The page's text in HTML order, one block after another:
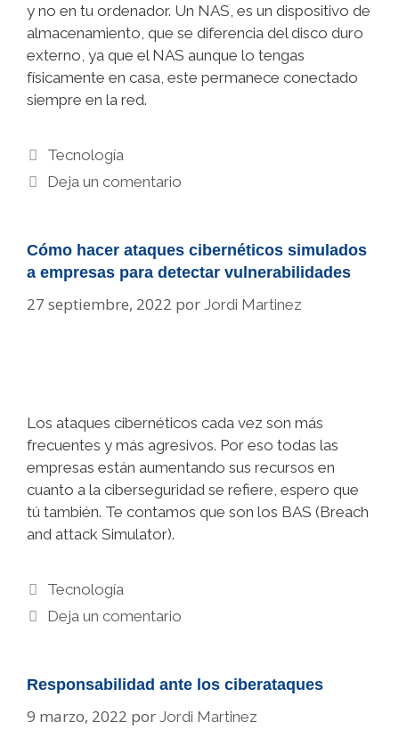
y no en tu ordenador. Un NAS, es un dispositivo de
almacenamiento, que se diferencia del disco duro
externo, ya que el NAS aunque lo tengas
físicamente en casa, este permanece conectado
siempre en la red.
Categorías
Tecnología
Deja un comentario
Cómo hacer ataques cibernéticos simulados
a empresas para detectar vulnerabilidades
27 septiembre, 2022 por Jordi Martinez
Los ataques cibernéticos cada vez son más
frecuentes y más agresivos. Por eso todas las
empresas están aumentando sus recursos en
cuanto a la ciberseguridad se refiere, espero que
tú también. Te contamos que son los BAS (Breach
and attack Simulator).
Categorías
Tecnología
Deja un comentario
Responsabilidad ante los ciberataques
9 marzo, 2022 por Jordi Martinez